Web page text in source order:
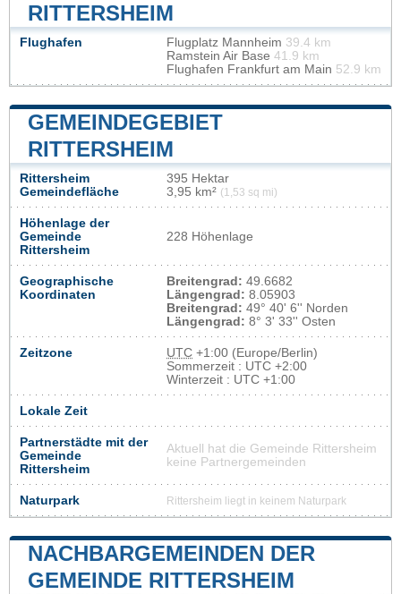
RITTERSHEIM
Flughafen Flugplatz Mannheim 39.4 km
Ramstein Air Base 41.9 km
Flughafen Frankfurt am Main 52.9 km
GEMEINDEGEBIET
RITTERSHEIM
Rittersheim
Gemeindefläche
395 Hektar
3,95 km² (1,53 sq mi)
Höhenlage der
Gemeinde
Rittersheim
228 Höhenlage
Geographische
Koordinaten
Breitengrad: 49.6682
Längengrad: 8.05903
Breitengrad: 49° 40' 6'' Norden
Längengrad: 8° 3' 33'' Osten
Zeitzone UTC +1:00 (Europe/Berlin)
Sommerzeit : UTC +2:00
Winterzeit : UTC +1:00
Lokale Zeit
Partnerstädte mit der
Gemeinde
Rittersheim
Aktuell hat die Gemeinde Rittersheim
keine Partnergemeinden
Naturpark Rittersheim liegt in keinem Naturpark
NACHBARGEMEINDEN DER
GEMEINDE RITTERSHEIM